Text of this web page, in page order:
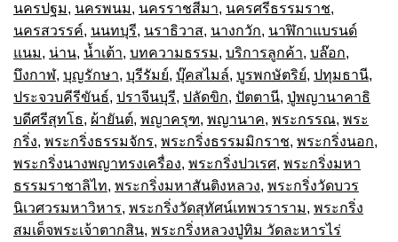
นครปฐม, นครพนม, นครราชสีมา, นครศรีธรรมราช,
นครสวรรค์, นนทบุรี, นราธิวาส, นางกวัก, นาฬิกาแบรนด์
แนม, น่าน, น้ำเต้า, บทความธรรม, บริการลูกค้า, บล๊อก,
บึงกาฬ, บุญรักษา, บุรีรัมย์, บุ๊คสไมล์, บูรพกษัตริย์, ปทุมธานี,
ประจวบคีรีขันธ์, ปราจีนบุรี, ปลัดขิก, ปัตตานี, ปู่พญานาคาธิ
บดีศรีสุทโธ, ผ้ายันต์, พญาครุฑ, พญานาค, พระกรรณ, พระ
กริ่ง, พระกริ่งธรรมจักร, พระกริ่งธรรมมิกราช, พระกริ่งนอก,
พระกริ่งนางพญาทรงเครื่อง, พระกริ่งปวเรศ, พระกริ่งมหา
ธรรมราชาลิไท, พระกริ่งมหาสันติงหลวง, พระกริ่งวัดบวร
นิเวศวรมหาวิหาร, พระกริ่งวัดสุทัศน์เทพวราราม, พระกริ่ง
สมเด็จพระเจ้าตากสิน, พระกริ่งหลวงปู่ทิม วัดละหารไร่